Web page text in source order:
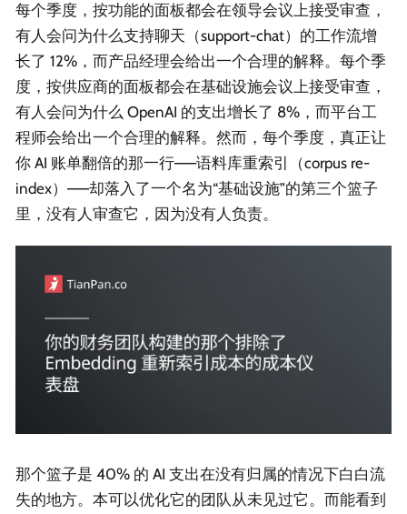
每个季度，按功能的面板都会在领导会议上接受审查，
有人会问为什么支持聊天（support-chat）的工作流增
长了 12%，而产品经理会给出一个合理的解释。每个季
度，按供应商的面板都会在基础设施会议上接受审查，
有人会问为什么 OpenAI 的支出增长了 8%，而平台工
程师会给出一个合理的解释。然而，每个季度，真正让
你 AI 账单翻倍的那一行——语料库重索引（corpus re-
index）——却落入了一个名为“基础设施”的第三个篮子
里，没有人审查它，因为没有人负责。
那个篮子是 40% 的 AI 支出在没有归属的情况下白白流
失的地方。本可以优化它的团队从未见过它。而能看到